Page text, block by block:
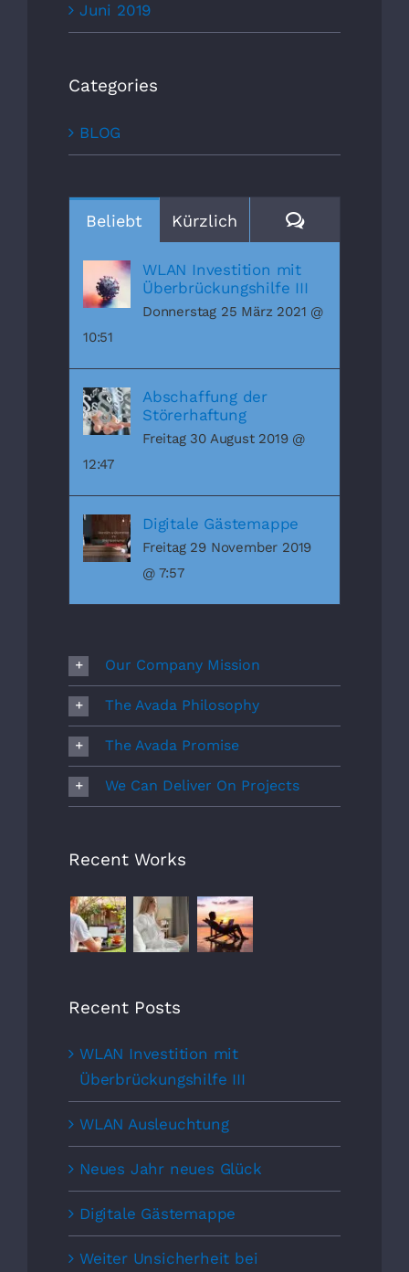
Juni 2019
Categories
BLOG
Beliebt Kürzlich Kommentare
WLAN Investition mit
Überbrückungshilfe III
Donnerstag 25 März 2021 @
10:51
Abschaffung der
Störerhaftung
Freitag 30 August 2019 @
12:47
Digitale Gästemappe
Freitag 29 November 2019
@ 7:57
Our Company Mission
The Avada Philosophy
The Avada Promise
We Can Deliver On Projects
Recent Works
Recent Posts
WLAN Investition mit
Überbrückungshilfe III
WLAN Ausleuchtung
Neues Jahr neues Glück
Digitale Gästemappe
Weiter Unsicherheit bei